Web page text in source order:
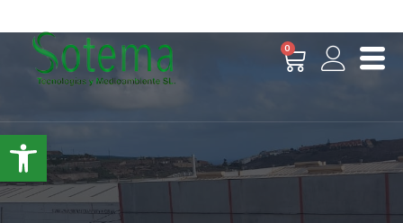
Abrir barra de herramientas
0